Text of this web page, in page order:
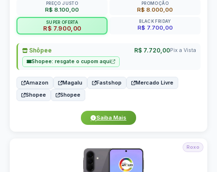
PREÇO JUSTO
R$ 8.100,00
PROMOÇÃO
R$ 8.000,00
SUPER OFERTA
R$ 7.900,00
BLACK FRIDAY
R$ 7.700,00
Shôpee R$ 7.720,00Pix a Vista
Shopee: resgate o cupom aqui
Amazon Magalu Fastshop
Mercado Livre
Shopee
Shopee
Saiba Mais
Roxo